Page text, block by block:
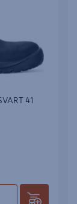
41